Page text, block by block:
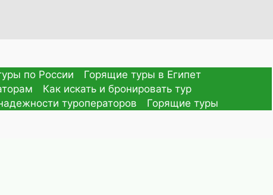
по России
Горящие туры в Египет
Как искать и бронировать тур
туроператоров Горящие туры